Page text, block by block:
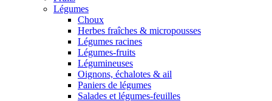
Légumes
Choux
Herbes fraîches & micropousses
Légumes racines
Légumes-fruits
Légumineuses
Oignons, échalotes & ail
Paniers de légumes
Salades et légumes-feuilles